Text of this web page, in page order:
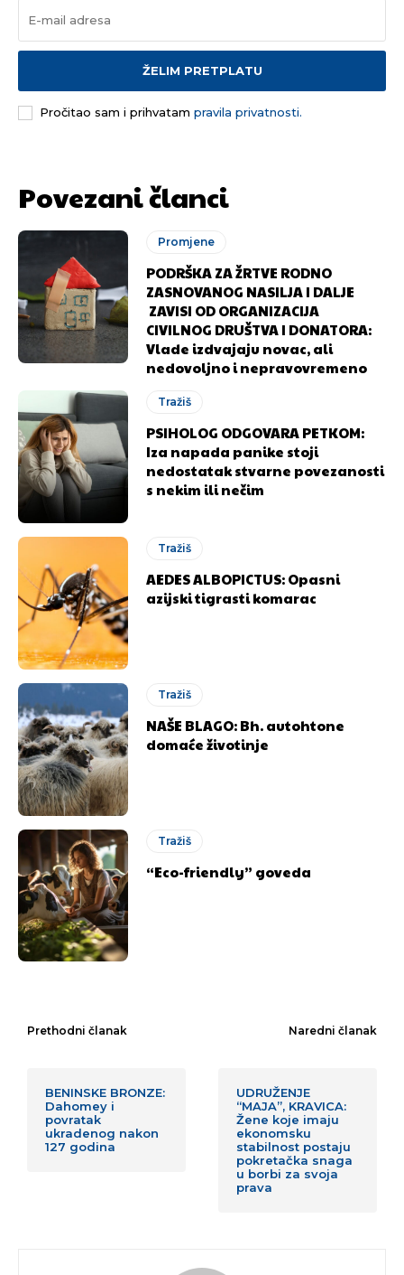
ŽELIM PRETPLATU
Pročitao sam i prihvatam pravila privatnosti.
Povezani članci
Promjene
PODRŠKA ZA ŽRTVE RODNO
ZASNOVANOG NASILJA I DALJE
ZAVISI OD ORGANIZACIJA
CIVILNOG DRUŠTVA I DONATORA:
Vlade izdvajaju novac, ali
nedovoljno i nepravovremeno
Tražiš
PSIHOLOG ODGOVARA PETKOM:
Iza napada panike stoji
nedostatak stvarne povezanosti
s nekim ili nečim
Tražiš
AEDES ALBOPICTUS: Opasni
azijski tigrasti komarac
Tražiš
NAŠE BLAGO: Bh. autohtone
domaće životinje
Tražiš
“Eco-friendly” goveda
Prethodni članak
BENINSKE BRONZE:
Dahomey i
povratak
ukradenog nakon
127 godina
Naredni članak
UDRUŽENJE
“MAJA”, KRAVICA:
Žene koje imaju
ekonomsku
stabilnost postaju
pokretačka snaga
u borbi za svoja
prava